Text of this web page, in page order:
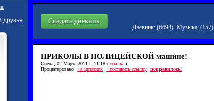
друзья
Создать дневник
Дневник: (6694) Музыка: (157)
ПРИКОЛЫ В ПОЛИЦЕЙСКОЙ машине!
Среда, 02 Марта 2011 г. 11:18 (ссылка)
Процитировано
+в цитатник +поставить ссылку понравилось!